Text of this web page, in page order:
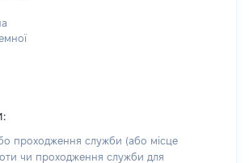
проходження служби (або місце
чи проходження служби для